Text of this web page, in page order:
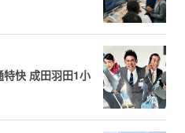
快 成田羽田1小